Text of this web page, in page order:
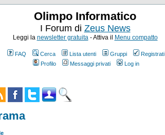
Olimpo Informatico
I Forum di Zeus News
Leggi la newsletter gratuita- Attiva il Menu compatto
FAQ Cerca Lista utenti Gruppi
Registrati
Profilo
Messaggi privati Log in